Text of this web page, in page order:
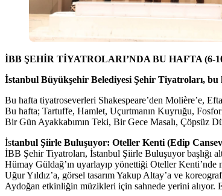
İBB ŞEHİR TİYATROLARI’NDA BU HAFTA (6-
İstanbul Büyükşehir Belediyesi Şehir Tiyatroları, bu
Bu hafta tiyatroseverleri Shakespeare’den Molière’e,
Bu hafta; Tartuffe, Hamlet, Uçurtmanın Kuyruğu,
Bir Gün Ayakkabımın Teki, Bir Gece Masalı, Çöpsüz
İstanbul Şiirle Buluşuyor: Oteller Kenti (Edip
İBB Şehir Tiyatroları, İstanbul Şiirle Buluşuyor başlığı
Hümay Güldağ’ın uyarlayıp yönettiği Oteller Kenti’nde
Uğur Yıldız’a, görsel tasarım Yakup Altay’a ve
Aydoğan etkinliğin müzikleri için sahnede yerini alıyor.